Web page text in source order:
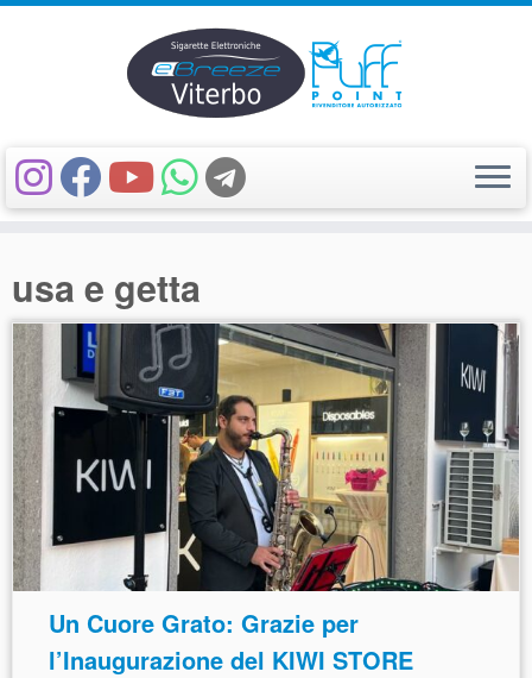
contenuto
usa e getta
Un Cuore Grato: Grazie per
l’Inaugurazione del KIWI STORE